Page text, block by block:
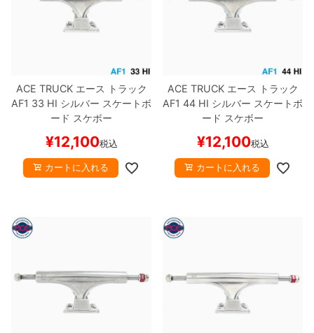
ACE TRUCKエース トラック
AF1 33 HI シルバー スケートボ
ード スケボー
¥12,100税込
カートに入れる
ACE TRUCKエース トラック
AF1 44 HI シルバー スケートボ
ード スケボー
¥12,100税込
カートに入れる